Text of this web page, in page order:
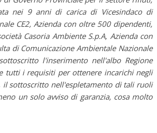
nei 9 anni di carica di Vicesindaco di
CE2, Azienda con oltre 500 dipendenti,
Casoria Ambiente S.p.A, Azienda con
di Comunicazione Ambientale Nazionale
l'inserimento nell'albo Regione
tutti i requisiti per ottenere incarichi negli
il sottoscritto nell'espletamento di tali ruoli
un solo avviso di garanzia, cosa molto